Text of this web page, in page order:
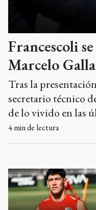
Francescoli
Marcelo
Tras la
secretario técnico
de lo vivido en las
4min de lectura